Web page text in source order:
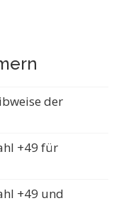
der
+49 für
+49 und